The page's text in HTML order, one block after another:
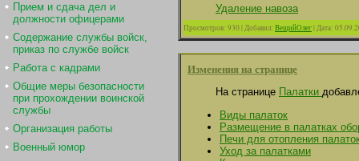
Прием и сдача дел и
должности офицерами
Содержание службы войск,
приказ по службе войск
Работа с кадрами
Общие меры безопасности
при прохождении воинской
службы
Организация работы
Военный юмор
Удаление навоза
Просмотров: 930|Добавил: ВещийОлег|Дата:
Изменения на странице
На странице Палатки
Виды палаток
Размещение в палатках
Печи для отопления
Уход за палатками